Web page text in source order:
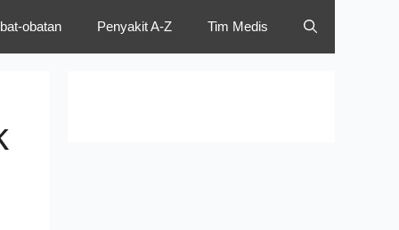
obatan Penyakit A-Z Tim Medis